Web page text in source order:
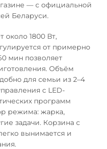
— с официальной
Беларуси.
около 1800 Вт,
от примерно
мин позволяет
Объём
для семьи из 2–4
с LED-
программ
режима: жарка,
задачи. Корзина с
вынимается и